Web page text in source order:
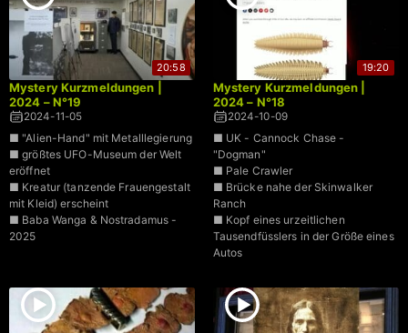
20:58
Mystery Kurzmeldungen |
2024 – N°19
2024-11-05
■ "Alien-Hand" mit Metalllegierung
■ größtes UFO-Museum der Welt
eröffnet
■ Kreatur (tanzende Frauengestalt
mit Kleid) erscheint
■ Baba Wanga & Nostradamus -
2025
19:20
Mystery Kurzmeldungen |
2024 – N°18
2024-10-09
■ UK - Cannock Chase -
"Dogman"
■ Pale Crawler
■ Brücke nahe der Skinwalker
Ranch
■ Kopf eines urzeitlichen
Tausendfüsslers in der Größe eines
Autos